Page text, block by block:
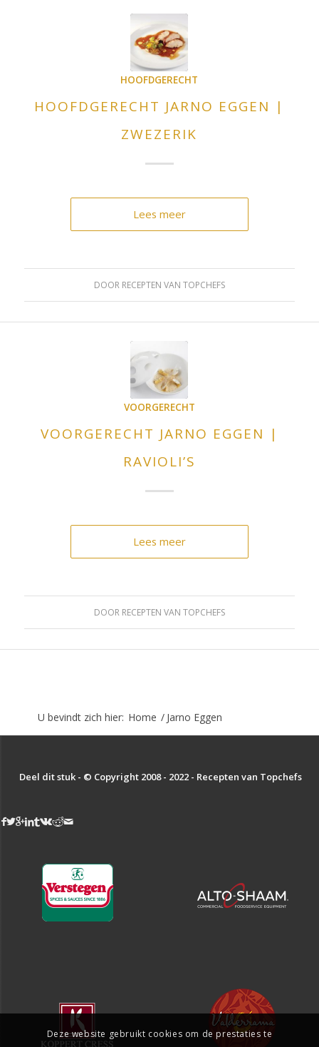
HOOFDGERECHT
HOOFDGERECHT JARNO EGGEN |
ZWEZERIK
Lees meer
DOOR RECEPTEN VAN TOPCHEFS
VOORGERECHT
VOORGERECHT JARNO EGGEN |
RAVIOLI’S
Lees meer
DOOR RECEPTEN VAN TOPCHEFS
U bevindt zich hier: Home / Jarno Eggen
Deel dit stuk - © Copyright 2008 - 2022 - Recepten van Topchefs
Deze website gebruikt cookies om de prestaties te